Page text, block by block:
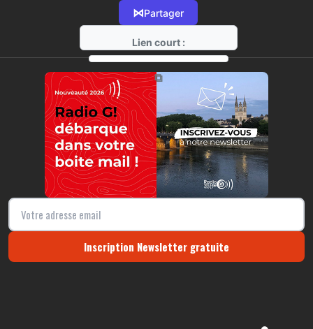
⋈Partager
Lien court :
https://radio-g.fr?12383
⧉
Inscription Newsletter gratuite